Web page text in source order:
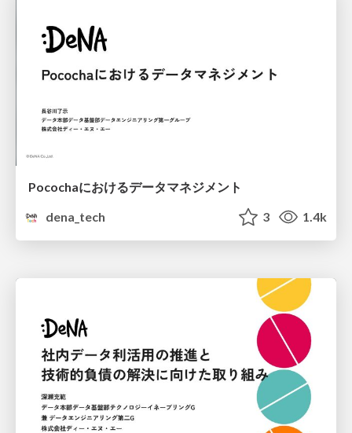
Pocochaにおけるデータマネジメント
dena_tech
3 1.4k